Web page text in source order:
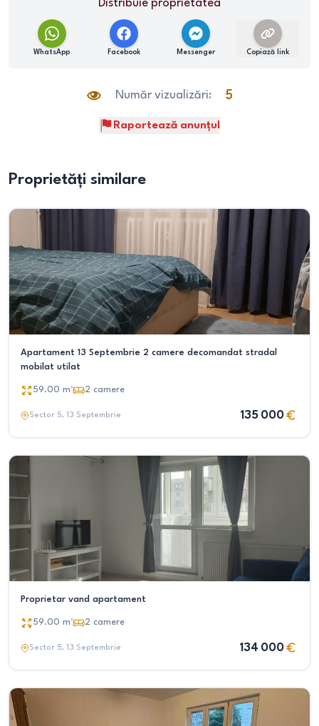
Distribuie proprietatea
WhatsApp Facebook Messenger Copiază link
Număr vizualizări: 5
Raportează anunțul
Proprietăți similare
Apartament 13 Septembrie 2 camere decomandat stradal
mobilat utilat
59.00 m² 2 camere
Sector 5, 13 Septembrie 135 000
Proprietar vand apartament
59.00 m² 2 camere
Sector 5, 13 Septembrie 134 000